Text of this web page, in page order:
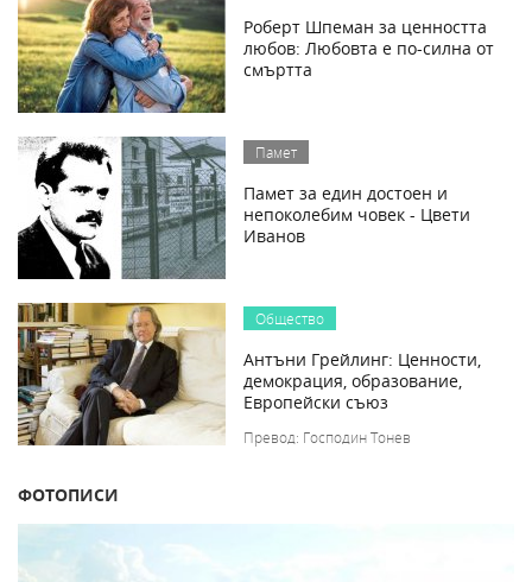
Роберт Шпеман за ценността
любов: Любовта е по-силна от
смъртта
Памет
Памет за един достоен и
непоколебим човек - Цвети
Иванов
Общество
Антъни Грейлинг: Ценности,
демокрация, образование,
Европейски съюз
Превод: Господин Тонев
ФОТОПИСИ